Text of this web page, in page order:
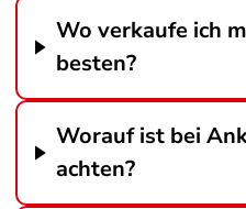
Wo verkaufe ich
besten?
Worauf ist bei
achten?